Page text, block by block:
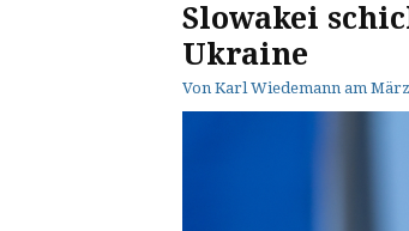
Slowakei
Ukraine
Von Karl Wiedemann am März